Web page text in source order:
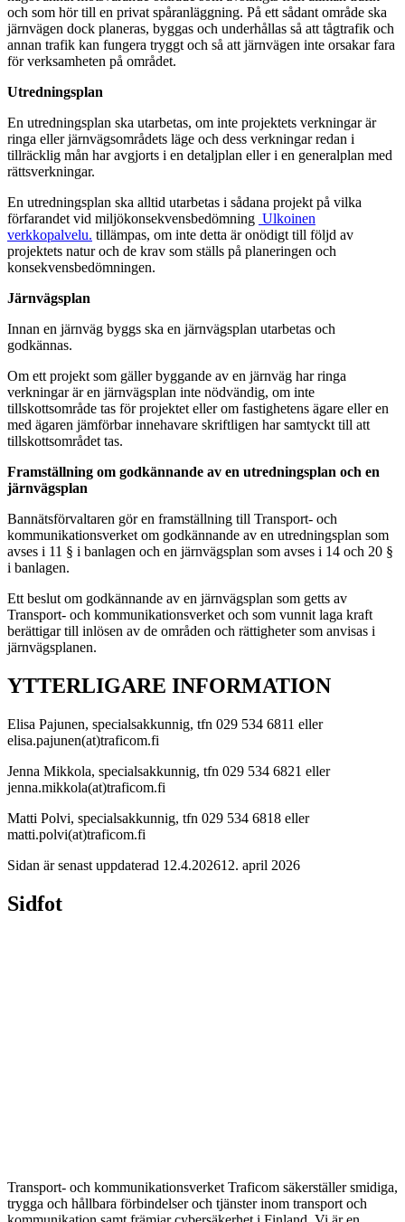
och som hör till en privat spåranläggning. På ett sådant område ska
järnvägen dock planeras, byggas och underhållas så att tågtrafik och
annan trafik kan fungera tryggt och så att järnvägen inte orsakar fara
för verksamheten på området.
Utredningsplan
En utredningsplan ska utarbetas, om inte projektets verkningar är
ringa eller järnvägsområdets läge och dess verkningar redan i
tillräcklig mån har avgjorts i en detaljplan eller i en generalplan med
rättsverkningar.
En utredningsplan ska alltid utarbetas i sådana projekt på vilka
förfarandet vid miljökonsekvensbedömning Ulkoinen
verkkopalvelu. tillämpas, om inte detta är onödigt till följd av
projektets natur och de krav som ställs på planeringen och
konsekvensbedömningen.
Järnvägsplan
Innan en järnväg byggs ska en järnvägsplan utarbetas och
godkännas.
Om ett projekt som gäller byggande av en järnväg har ringa
verkningar är en järnvägsplan inte nödvändig, om inte
tillskottsområde tas för projektet eller om fastighetens ägare eller en
med ägaren jämförbar innehavare skriftligen har samtyckt till att
tillskottsområdet tas.
Framställning om godkännande av en utredningsplan och en
järnvägsplan
Bannätsförvaltaren gör en framställning till Transport- och
kommunikationsverket om godkännande av en utredningsplan som
avses i 11 § i banlagen och en järnvägsplan som avses i 14 och 20 §
i banlagen.
Ett beslut om godkännande av en järnvägsplan som getts av
Transport- och kommunikationsverket och som vunnit laga kraft
berättigar till inlösen av de områden och rättigheter som anvisas i
järnvägsplanen.
YTTERLIGARE INFORMATION
Elisa Pajunen, specialsakkunnig, tfn 029 534 6811 eller
elisa.pajunen(at)traficom.fi
Jenna Mikkola, specialsakkunnig, tfn 029 534 6821 eller
jenna.mikkola(at)traficom.fi
Matti Polvi, specialsakkunnig, tfn 029 534 6818 eller
matti.polvi(at)traficom.fi
Sidan är senast uppdaterad 12.4.202612. april 2026
Sidfot
Transport- och kommunikationsverket Traficom säkerställer smidiga,
trygga och hållbara förbindelser och tjänster inom transport och